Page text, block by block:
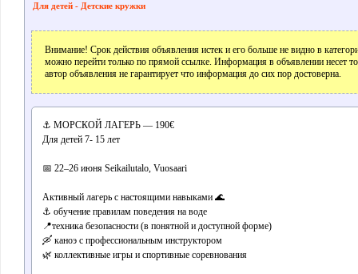
Для детей - Детские кружки
Внимание! Срок действия объявления истек и его больше не видно в
можно перейти только по прямой ссылке. Информация в объявлении несет
автор объявления не гарантирует что информация до сих пор достоверна.
⚓️ МОРСКОЙ ЛАГЕРЬ — 190€
Для детей 7- 15 лет
📅 22–26 июня Seikailutalo, Vuosaari
Активный лагерь с настоящими навыками 🌊
⚓️ обучение правилам поведения на воде
📍техника безопасности (в понятной и доступной форме)
🛶 каноэ с профессиональным инструктором
🌿 коллективные игры и спортивные соревнования